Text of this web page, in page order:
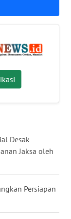
Desak
Jaksa oleh
Persiapan